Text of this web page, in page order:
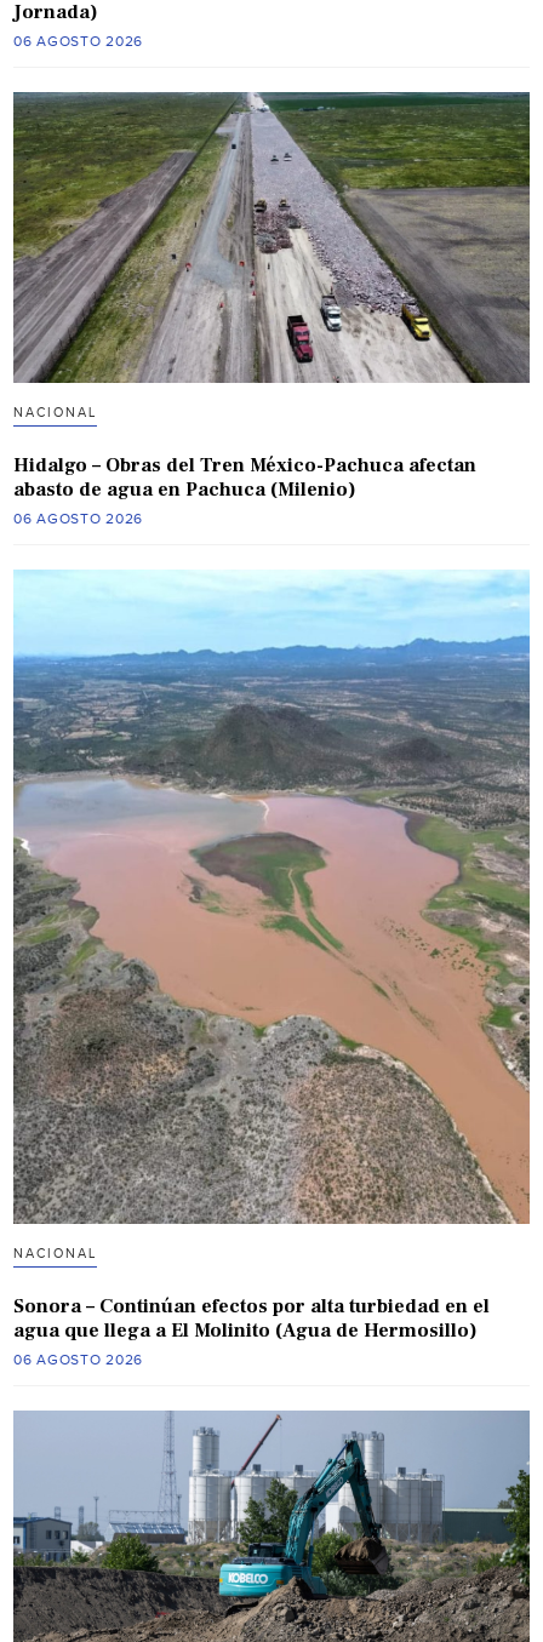
Jornada)
06 AGOSTO 2026
NACIONAL
Hidalgo – Obras del Tren México-Pachuca afectan
abasto de agua en Pachuca (Milenio)
06 AGOSTO 2026
NACIONAL
Sonora – Continúan efectos por alta turbiedad en el
agua que llega a El Molinito (Agua de Hermosillo)
06 AGOSTO 2026